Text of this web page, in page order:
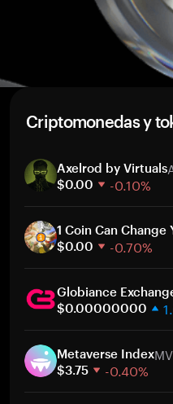
Criptomonedas y
Axelrod by Virtuals
$0.00 -0.10%
30 días
Capitalización de mercado
1 Coin Can Change
$0.00 -0.70%
30 días
Capitalización de
Globiance
$0.00000000
30 días
Capitalización de mercado
Metaverse Index
$3.75 -0.40%